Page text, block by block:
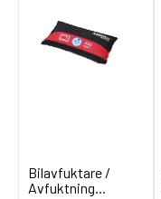
Bilavfuktare /
Avfuktning...